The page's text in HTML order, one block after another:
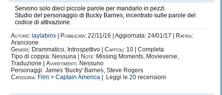
Servono solo dieci piccole parole per mandarlo in pezzi.
Studio del personaggio di Bucky Barnes, incentrato sulle parole del
codice di attivazione.
Autore: laylabinx Pubblicata: 22/11/16 | Aggiornata: 24/01/17 |
Rating:
Arancione
Genere: Drammatico, Introspettivo | Capitoli: 10 | Completa
Tipo di coppia: Nessuna |
Note: Missing Moments, Movieverse,
Traduzione | Avvertimenti: Nessuno
Personaggi: James 'Bucky' Barnes, Steve Rogers
Categoria: Film > Captain America | Leggi le 20 recensioni